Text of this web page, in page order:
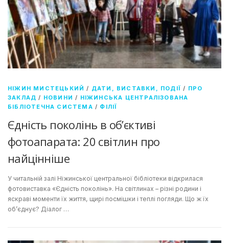
НІЖИН МИСТЕЦЬКИЙ / ДАТИ, ВИСТАВКИ, ПОДІЇ / ПРО
ЗАКЛАД / НОВИНИ / НІЖИНСЬКА ЦЕНТРАЛІЗОВАНА
БІБЛІОТЕЧНА СИСТЕМА / ФІЛІЇ
Єдність поколінь в об’єктиві
фотоапарата: 20 світлин про
найцінніше
У читальній залі Ніжинської центральної бібліотеки відкрилася
фотовиставка «Єдність поколінь». На світлинах – різні родини і
яскраві моменти їх життя, щирі посмішки і теплі погляди. Що ж їх
об’єднує? Діалог …